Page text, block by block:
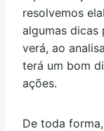
resolvemos
algumas dicas
verá, ao
terá um bom
ações.
De toda